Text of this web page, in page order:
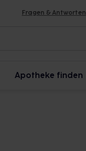
Fragen & Antworten
Apotheke finden